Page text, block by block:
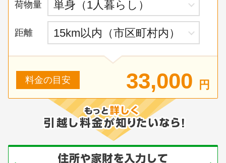
荷物量
距離
料金の目安 33,000 円